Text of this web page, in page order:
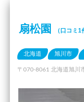
扇松園 （口コミ1
北海道 旭川市
〒070-8061 北海道旭川